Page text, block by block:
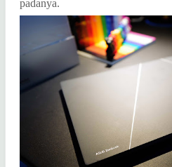
padanya.